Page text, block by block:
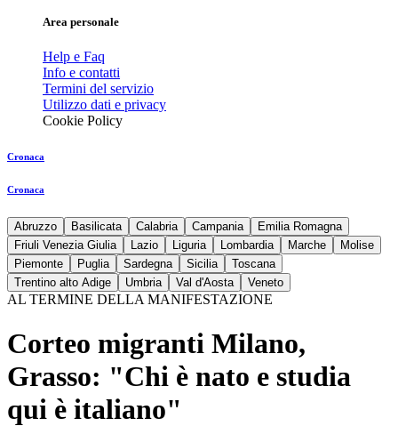
Area personale
Help e Faq
Info e contatti
Termini del servizio
Utilizzo dati e privacy
Cookie Policy
Cronaca
Cronaca
Abruzzo Basilicata Calabria Campania
Emilia Romagna
Friuli Venezia Giulia
Lazio Liguria Lombardia Marche
Molise
Piemonte
Puglia Sardegna Sicilia
Toscana
Trentino alto Adige
Umbria Val d'Aosta Veneto
AL TERMINE DELLA MANIFESTAZIONE
Corteo migranti Milano,
Grasso: "Chi è nato e studia
qui è italiano"